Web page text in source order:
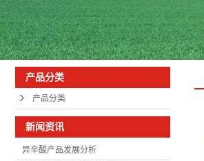
产品分类
产品分类
新闻资讯
异辛酸产品发展分析